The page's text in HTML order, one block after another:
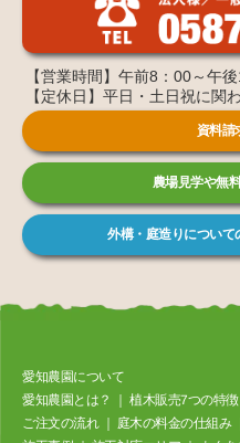
【営業時間】午前8：00～午
【定休日】平日・土日祝に関
資料請
農場見学や無
外構・庭造りについて
愛知農園について
愛知農園とは？ ｜植⽊販売7つの特徴
ご注⽂の流れ｜ 庭⽊の料⾦の仕組み